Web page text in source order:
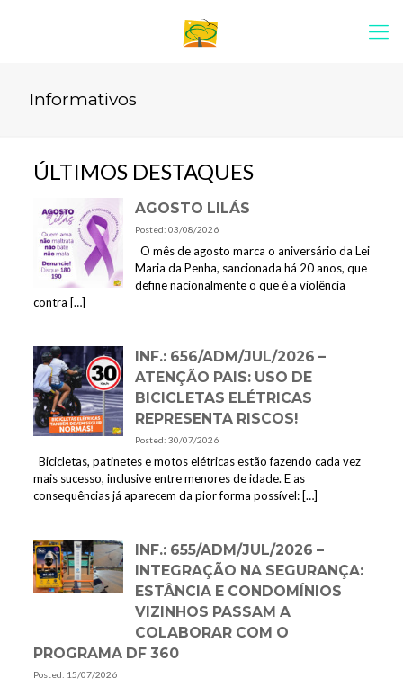
Informativos
ÚLTIMOS DESTAQUES
AGOSTO LILÁS
Posted: 03/08/2026
O mês de agosto marca o aniversário da Lei
Maria da Penha, sancionada há 20 anos, que
define nacionalmente o que é a violência
contra […]
INF.: 656/ADM/JUL/2026 –
ATENÇÃO PAIS: USO DE
BICICLETAS ELÉTRICAS
REPRESENTA RISCOS!
Posted: 30/07/2026
Bicicletas, patinetes e motos elétricas estão fazendo cada vez
mais sucesso, inclusive entre menores de idade. E as
consequências já aparecem da pior forma possível:[…]
INF.: 655/ADM/JUL/2026 –
INTEGRAÇÃO NA SEGURANÇA:
ESTÂNCIA E CONDOMÍNIOS
VIZINHOS PASSAM A
COLABORAR COM O
PROGRAMA DF 360
Posted: 15/07/2026